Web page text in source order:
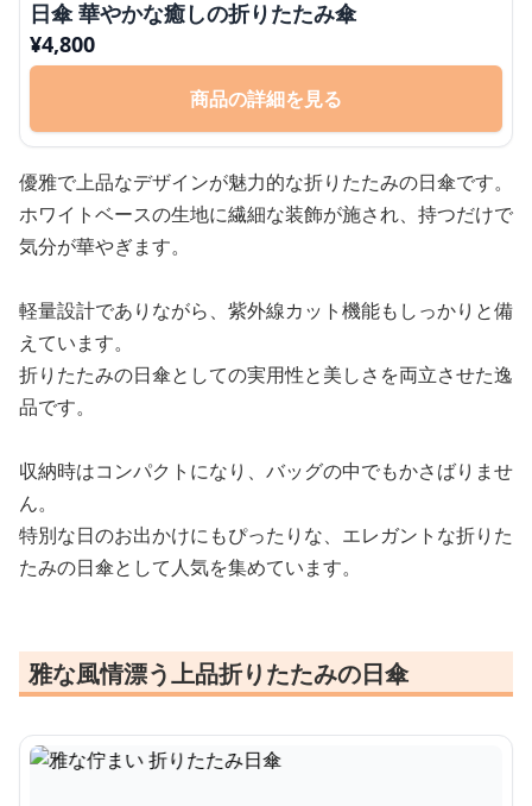
日傘 華やかな癒しの折りたたみ傘
¥4,800
商品の詳細を見る
優雅で上品なデザインが魅力的な折りたたみの日傘です。
ホワイトベースの生地に繊細な装飾が施され、持つだけで
気分が華やぎます。
軽量設計でありながら、紫外線カット機能もしっかりと備
えています。
折りたたみの日傘としての実用性と美しさを両立させた逸
品です。
収納時はコンパクトになり、バッグの中でもかさばりませ
ん。
特別な日のお出かけにもぴったりな、エレガントな折りた
たみの日傘として人気を集めています。
雅な風情漂う上品折りたたみの日傘